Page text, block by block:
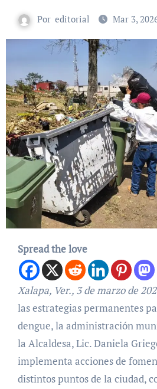
Por editorial Mar 3,
Spread the love
Xalapa, Ver., 3 de marzo de
las estrategias permanentes
dengue, la administración
la Alcaldesa, Lic. Daniela
implementa acciones de
distintos puntos de la ciudad,